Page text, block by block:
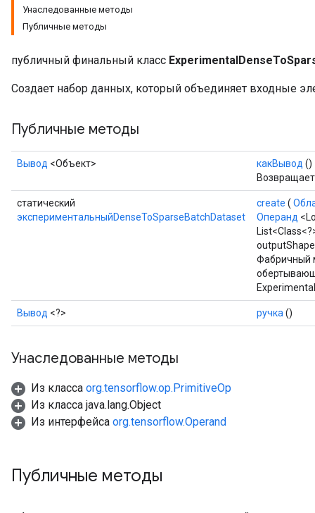
Унаследованные методы
Публичные методы
публичный финальный класс
Создает набор данных, который объединяет входные
Публичные методы
Вывод <Объект> какВывод ()
статический
экспериментальныйDenseToSparseBatchDataset
create (
Операнд
Фабричный
Вывод <?> ручка ()
Унаследованные методы
Из класса org.tensorflow.op.PrimitiveOp
Из класса java.lang.Object
Из интерфейса org.tensorflow.Operand
Публичные методы